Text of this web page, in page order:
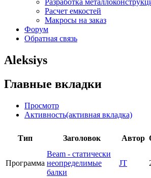
Разработка
Расчет емкостей
Макросы на заказ
Форум
Обратная связь
Aleksiys
Главные вкладки
Просмотр
Активность(активная вкладка)
Тип Заголовок Автор
Программа
Beam - статически
неопределимые
балки
JT